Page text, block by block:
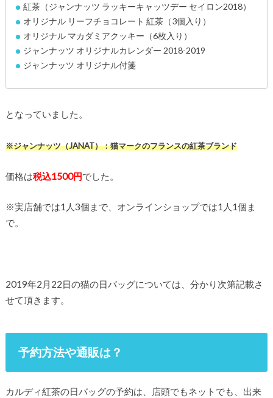
紅茶（ジャンナッツ ラッキーキャッツデー セイロン2018）
オリジナル リーフチョコレート 紅茶（3個入り）
オリジナル マカダミアクッキー（6枚入り）
ジャンナッツ オリジナルカレンダー 2018-2019
ジャンナッツ オリジナル付箋
となっていました。
※ジャンナッツ（JANAT）：猫マークのフランスの紅茶ブランド
価格は税込1500円でした。
※実店舗では1人3個まで、オンラインショップでは1人1個ま
で。
2019年2月22日の猫の日バッグについては、分かり次第記載さ
せて頂きます。
予約方法や通販は？
カルディ紅茶の日バッグの予約は、店頭でもネットでも、出来